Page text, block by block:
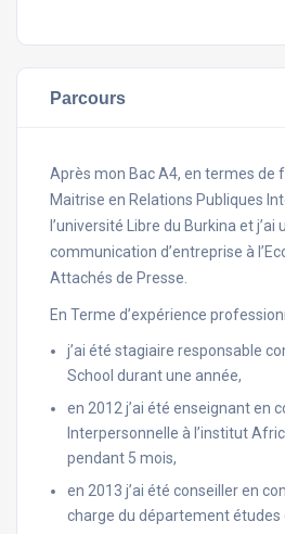
Parcours
Après mon Bac A4, en termes de
Maitrise en Relations Publiques
l’université Libre du Burkina et j’ai
communication d’entreprise à
Attachés de Presse.
En Terme d’expérience
j’ai été stagiaire responsable
School durant une année,
en 2012 j’ai été enseignant en
Interpersonnelle à l’institut
pendant 5 mois,
en 2013 j’ai été conseiller en
charge du département études